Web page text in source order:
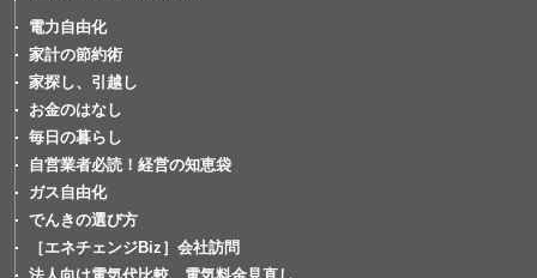
電力自由化
家計の節約術
家探し、引越し
お金のはなし
毎日の暮らし
自営業者必読！経営の知恵袋
ガス自由化
でんきの選び方
［エネチェンジBiz］会社訪問